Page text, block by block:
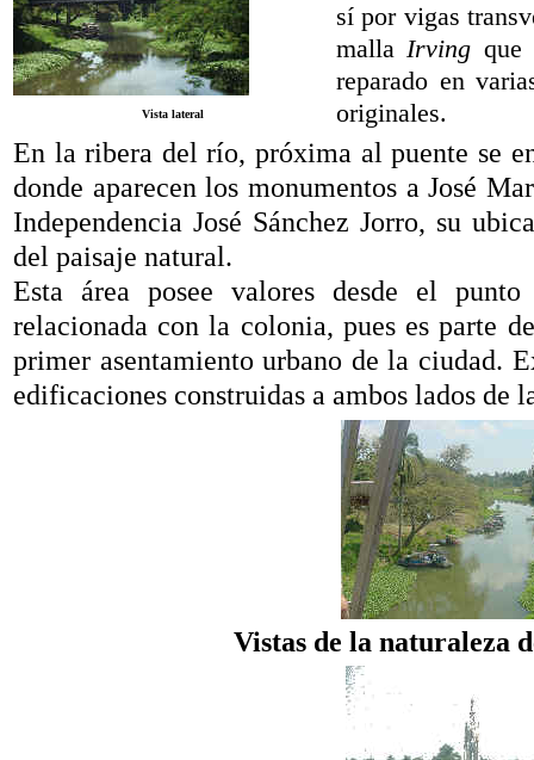
sí por vigas
mallaIrving que
reparado en
originales.
Vista lateral
En la ribera del río, próxima al puente se
donde aparecen los monumentos a José
Independencia José Sánchez Jorro, su
del paisaje natural.
Esta área posee valores desde el
relacionada con la colonia, pues es parte
primer asentamiento urbano de la ciudad.
edificaciones construidas a ambos lados de
Vistas de la naturaleza